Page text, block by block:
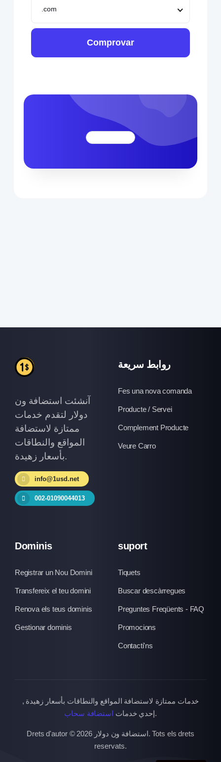
.com
Comprovar
آنشئت استضافة ون
دولار لتقدم خدمات
ممتازة لاستضافة
المواقع والنطاقات
بأسعار زهيدة.
info@1usd.net
002-01090044013
روابط سريعة
Fes una nova comanda
Producte / Servei
Complement Producte
Veure Carro
Dominis
Registrar un Nou Domini
Transfereix el teu domini
Renova els teus dominis
Gestionar dominis
suport
Tiquets
Buscar descàrregues
Preguntes Freqüents - FAQ
Promocions
Contacti'ns
خدمات ممتازة لاستضافة المواقع والنطاقات بأسعار زهيدة ,
إحدي خدمات استضافة سحاب .
Drets d'autor © 2026 استضافة ون دولار. Tots els drets
reservats.